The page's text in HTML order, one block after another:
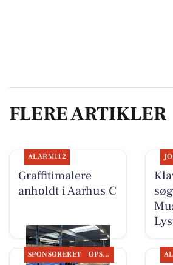
FLERE ARTIKLER
ALARM112
Graffitimalere
anholdt i Aarhus C
SPONSORERET OPSLAGSTAVLEN